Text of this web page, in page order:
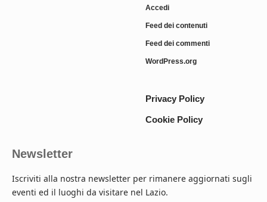
Accedi
Feed dei contenuti
Feed dei commenti
WordPress.org
Privacy Policy
Cookie Policy
Newsletter
Iscriviti alla nostra newsletter per rimanere aggiornati sugli
eventi ed il luoghi da visitare nel Lazio.